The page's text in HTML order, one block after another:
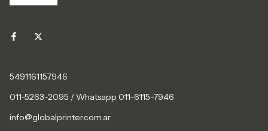
5491161157946
011-5263-2095 / Whatsapp 011-6115-7946
info@globalprinter.com.ar